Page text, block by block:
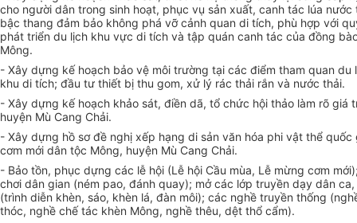
cho người dân trong sinh hoạt, phục vụ sản xuất, canh tác lúa nước
bậc thang đảm bảo không phá vỡ cảnh quan di tích, phù hợp với
phát triển du lịch khu vực di tích và tập quán canh tác của đồng
Mông.
- Xây dựng kế hoạch bảo vệ môi trường tại các điểm tham quan du
khu di tích; đầu tư thiết bị thu gom, xử lý rác thải rắn và nước thải.
- Xây dựng kế hoạch khảo sát, điền dã, tổ chức hội thảo làm rõ giá
huyện Mù Cang Chải.
- Xây dựng hồ sơ đề nghị xếp hạng di sản văn hóa phi vật thể quốc
cơm mới dân tộc Mông, huyện Mù Cang Chải.
- Bảo tồn, phục dựng các lễ hội (Lễ hội Cầu mùa, Lễ mừng cơm
chơi dân gian (ném pao, đánh quay); mở các lớp truyền dạy dân
(trình diễn khèn, sáo, khèn lá, đàn môi); các nghề truyền thống
thóc, nghề chế tác khèn Mông, nghề thêu, dệt thổ cẩm).